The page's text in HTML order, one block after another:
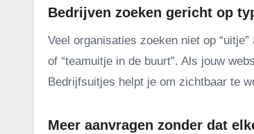
Bedrijven zoeken gericht op
Veel organisaties zoeken niet op
of “teamuitje in de buurt”. Als jouw
Bedrijfsuitjes helpt je om zichtbaar te
Meer aanvragen zonder dat